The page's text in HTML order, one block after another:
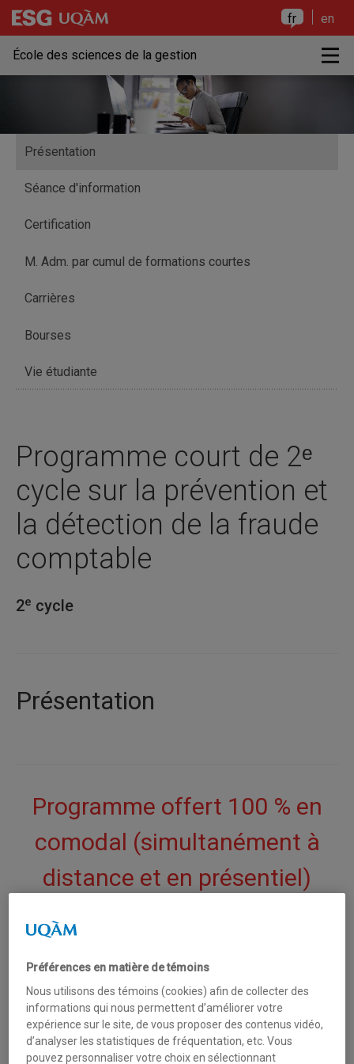
Raccourci vers le contenu
Raccourci vers le menu principal
Raccourci vers la recherche
Raccourci vers le contenu
Raccourci vers le menu principal
Raccourci vers la recherche
fr en
École des sciences de la gestion
Présentation
Séance d'information
Certification
M. Adm. par cumul de formations courtes
Carrières
Bourses
Vie étudiante
Programme court de 2ᵉ
cycle sur la prévention et
la détection de la fraude
comptable
2e cycle
Présentation
Programme offert 100 % en
comodal (simultanément à
distance et en présentiel)
Développez vos compétences en
matière de lutte contre la fraude
comptable !
Unique au Québec, leprogramme court de 2ᵉ cycle sur
Préférences en matière de témoins
Nous utilisons des témoins (cookies) afin de collecter des
informations qui nous permettent d’améliorer votre
expérience sur le site, de vous proposer des contenus vidéo,
d’analyser les statistiques de fréquentation, etc. Vous
pouvez personnaliser votre choix en sélectionnant